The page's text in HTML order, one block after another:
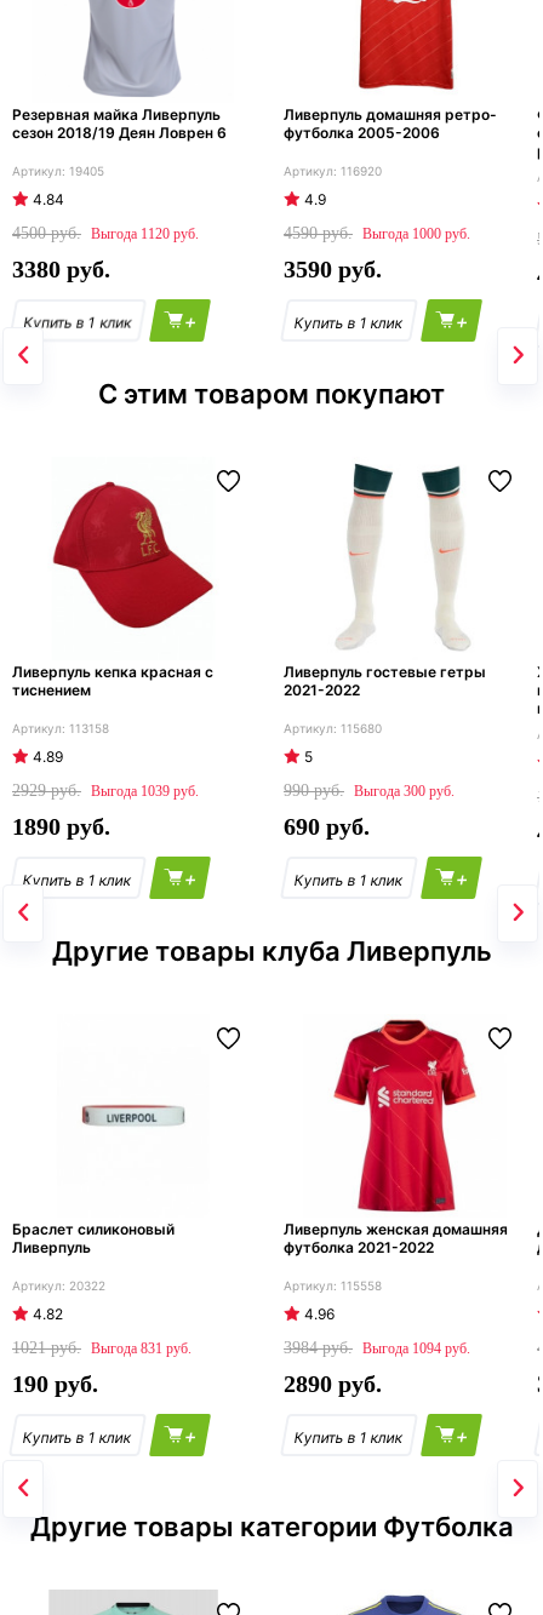
Резервная майка Ливерпуль
сезон 2018/19 Деян Ловрен 6
19405
4.84
4500
1120
3380
+
Ливерпуль домашняя ретро-
футболка 2005-2006
116920
4.9
4590
1000
3590
+
С этим товаром покупают
Ливерпуль кепка красная с
тиснением
113158
4.89
2929
1039
1890
+
Ливерпуль гостевые гетры
2021-2022
115680
5
990
300
690
+
Другие товары клуба Ливерпуль
Браслет силиконовый
Ливерпуль
20322
4.82
1021
831
190
+
Ливерпуль женская домашняя
футболка 2021-2022
115558
4.96
3984
1094
2890
+
Другие товары категории Футболка